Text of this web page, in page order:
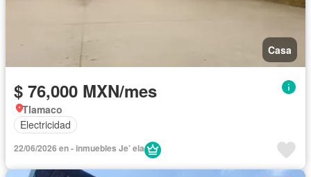
Casa
$ 76,000 MXN/mes
Tlamaco
Electricidad
22/06/2026 en - inmuebles Je’ ela